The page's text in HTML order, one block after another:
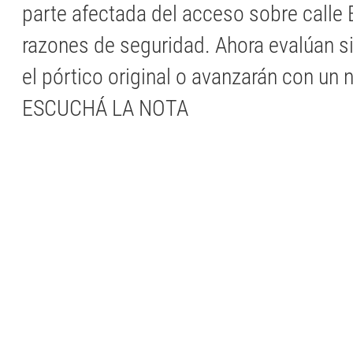
parte afectada del acceso sobre calle
razones de seguridad. Ahora evalúan
el pórtico original o avanzarán con un
ESCUCHÁ LA NOTA